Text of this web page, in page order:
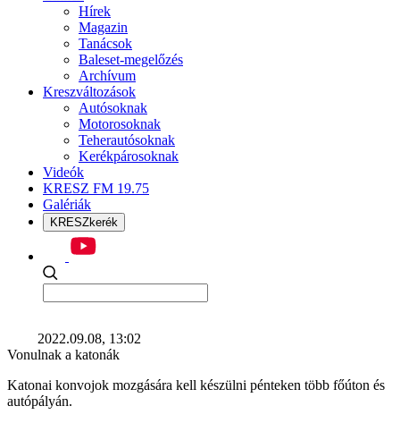
Hírek
Magazin
Tanácsok
Baleset-megelőzés
Archívum
Kreszváltozások
Autósoknak
Motorosoknak
Teherautósoknak
Kerékpárosoknak
Videók
KRESZ FM 19.75
Galériák
KRESZkerék
2022.09.08, 13:02
Vonulnak a katonák
Katonai konvojok mozgására kell készülni pénteken több főúton és
autópályán.